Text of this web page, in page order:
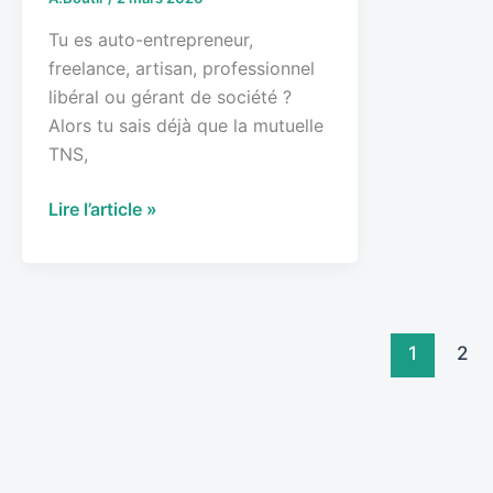
Tu es auto-entrepreneur,
freelance, artisan, professionnel
libéral ou gérant de société ?
Alors tu sais déjà que la mutuelle
TNS,
Lire l’article »
1 2